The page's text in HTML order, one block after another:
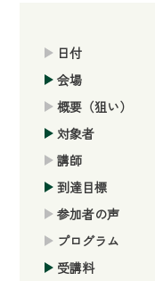
日付
会場
概要（狙い）
対象者
講師
到達目標
参加者の声
プログラム
受講料